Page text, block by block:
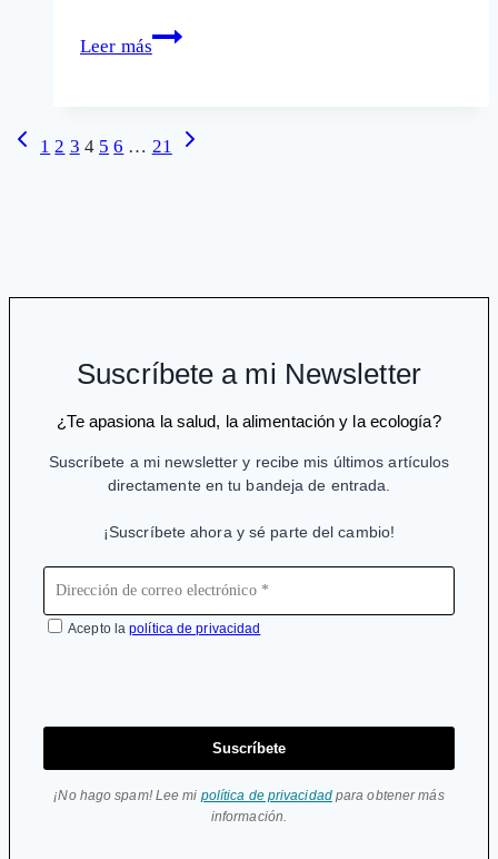
Leer más
Una
que
se
un
fármaco
muy
Navegación
Página
1 2 3 4 5 6 … 21
Siguiente
Suscríbete a mi Newsletter
¿Te apasiona la salud, la alimentación y la ecología?
Suscríbete a mi newsletter y recibe mis últimos artículos
directamente en tu bandeja de entrada.
¡Suscríbete ahora y sé parte del cambio!
Acepto lapolítica de privacidad
Suscríbete
¡No hago spam! Lee mi política de privacidadpara obtener más
información.